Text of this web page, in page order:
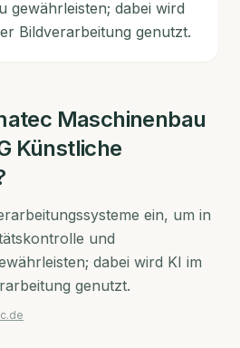
gewährleisten; dabei wird
Bildverarbeitung genutzt.
Maschinenbau
Künstliche
ein, um in
und
dabei wird KI im
genutzt.